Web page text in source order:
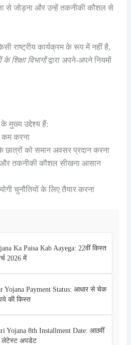
से जोड़ना और उन्हें तकनीकी कौशल से
राष्ट्रीय कार्यक्रम के रूप में नहीं है,
शिक्षा विभागोंद्वारा अपने-अपने नियमों
मुख्य उद्देश्य हैं:
कम करना
छात्रों को समान अवसर प्रदान करना
और तकनीकी कौशल सीखना आसान
चुनौतियों के लिए तैयार करना
Ka Paisa Kab Aayega: 22वीं किस्त
2026 में
Yojana Payment Status: आधार से चेक
की किस्त
Yojana 8th Installment Date: आठवीं
लेटेस्ट अपडेट